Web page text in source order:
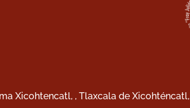
Xicohtencatl, , Tlaxcala de Xicohténcatl,